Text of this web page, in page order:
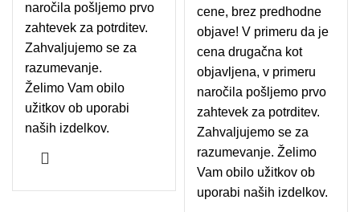
naročila pošljemo prvo
zahtevek za potrditev.
Zahvaljujemo se za
razumevanje.
Želimo Vam obilo
užitkov ob uporabi
naših izdelkov.
cene, brez predhodne
objave! V primeru da je
cena drugačna kot
objavljena, v primeru
naročila pošljemo prvo
zahtevek za potrditev.
Zahvaljujemo se za
razumevanje. Želimo
Vam obilo užitkov ob
uporabi naših izdelkov.